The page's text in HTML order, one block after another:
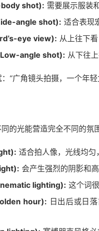
body shot): 需要展示服装
angle shot): 适合表现
eye view): 从上往下
angle shot): 从下往
“广角镜头拍摄，一个年
的光能营造完全不同的氛
适合拍人像，光线均
会产生强烈的阴影和
lighting): 这个词
hour): 日出后或日